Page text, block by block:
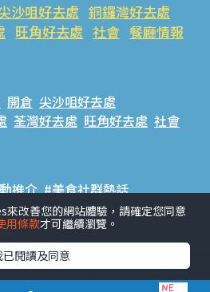
沙咀好去處 銅鑼灣好去處
旺角好去處 社會 餐廳情報
開倉 尖沙咀好去處
荃灣好去處 旺角好去處 社會
推介 #美食社群熱話
應用程式 #限時搶
商戶中心 #著數
香港經濟日報版權所有©2026
改善您的網站體驗，請確定您同意
用條款才可繼續瀏覽。
已閱讀及同意